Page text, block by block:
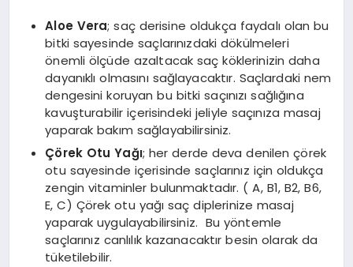
Aloe Vera; saç derisine oldukça faydalı olan bu
bitki sayesinde saçlarınızdaki dökülmeleri
önemli ölçüde azaltacak saç köklerinizin daha
dayanıklı olmasını sağlayacaktır. Saçlardaki nem
dengesini koruyan bu bitki saçınızı sağlığına
kavuşturabilir içerisindeki jeliyle saçınıza masaj
yaparak bakım sağlayabilirsiniz.
Çörek Otu Yağı; her derde deva denilen çörek
otu sayesinde içerisinde saçlarınız için oldukça
zengin vitaminler bulunmaktadır. ( A, B1, B2, B6,
E, C) Çörek otu yağı saç diplerinize masaj
yaparak uygulayabilirsiniz. Bu yöntemle
saçlarınız canlılık kazanacaktır besin olarak da
tüketilebilir.